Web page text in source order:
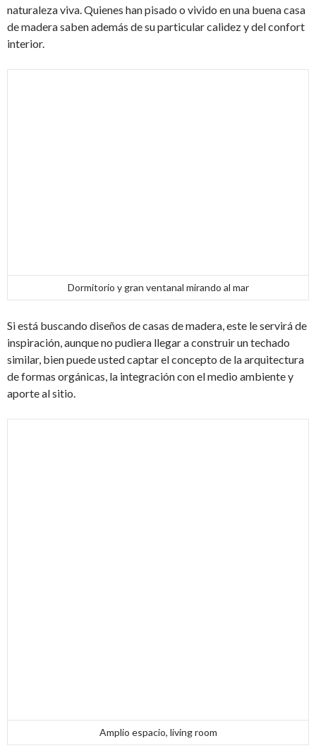
naturaleza viva. Quienes han pisado o vivido en una buena casa
de madera saben además de su particular calidez y del confort
interior.
Dormitorio y gran ventanal mirando al mar
Si está buscando diseños de casas de madera, este le servirá de
inspiración, aunque no pudiera llegar a construir un techado
similar, bien puede usted captar el concepto de la arquitectura
de formas orgánicas, la integración con el medio ambiente y
aporte al sitio.
Amplio espacio, living room